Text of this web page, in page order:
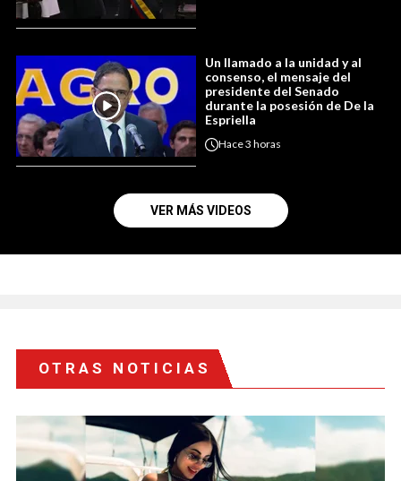
Un llamado a la unidad y al
consenso, el mensaje del
presidente del Senado
durante la posesión de De la
Espriella
Hace3 horas
VER MÁS VIDEOS
OTRAS NOTICIAS